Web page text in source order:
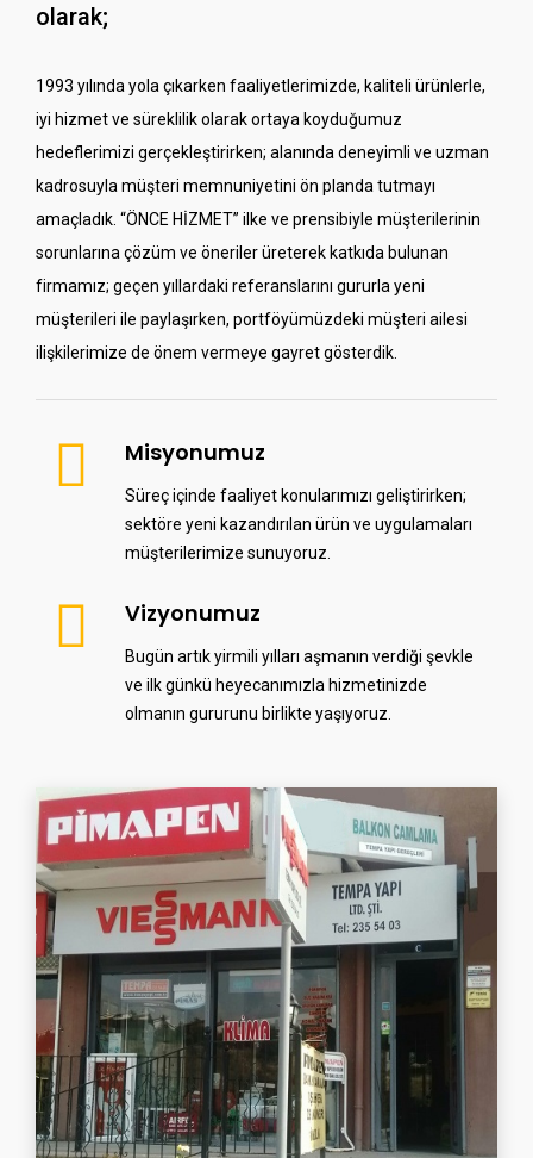
olarak;
1993 yılında yola çıkarken faaliyetlerimizde, kaliteli ürünlerle,
iyi hizmet ve süreklilik olarak ortaya koyduğumuz
hedeflerimizi gerçekleştirirken; alanında deneyimli ve uzman
kadrosuyla müşteri memnuniyetini ön planda tutmayı
amaçladık. “ÖNCE HİZMET” ilke ve prensibiyle müşterilerinin
sorunlarına çözüm ve öneriler üreterek katkıda bulunan
firmamız; geçen yıllardaki referanslarını gururla yeni
müşterileri ile paylaşırken, portföyümüzdeki müşteri ailesi
ilişkilerimize de önem vermeye gayret gösterdik.
Misyonumuz
Süreç içinde faaliyet konularımızı geliştirirken;
sektöre yeni kazandırılan ürün ve uygulamaları
müşterilerimize sunuyoruz.
Vizyonumuz
Bugün artık yirmili yılları aşmanın verdiği şevkle
ve ilk günkü heyecanımızla hizmetinizde
olmanın gururunu birlikte yaşıyoruz.